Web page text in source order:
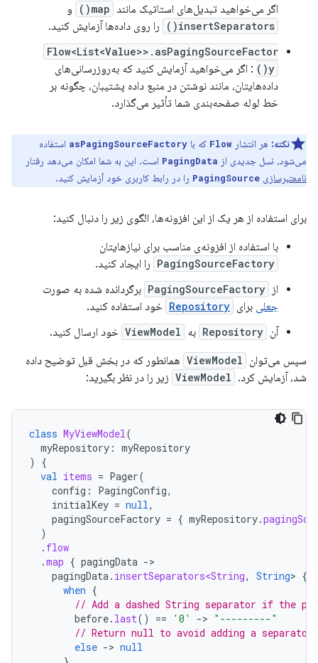
اگر می‌خواهید تبدیل‌های استاتیک مانند map() و
insertSeparators() را روی داده‌ها آزمایش کنید.
Flow<List<Value>>.asPagingSourceFactor
y()
: اگر می‌خواهید آزمایش کنید که به‌روزرسانی‌های
داده‌هایتان، مانند نوشتن در منبع داده پشتیبان، چگونه بر
خط لوله صفحه‌بندی شما تأثیر می‌گذارد.
نکته: هر انتشار Flow که با asPagingSourceFactory استفاده
می‌شود، نسل جدیدی از PagingData است. این به شما امکان می‌دهد رفتار
نامعتبرسازی PagingSource را در رابط کاربری خود آزمایش کنید.
برای استفاده از هر یک از این افزونه‌ها، الگوی زیر را دنبال کنید:
با استفاده از افزونه‌ی مناسب برای نیازهایتان
PagingSourceFactory را ایجاد کنید.
از PagingSourceFactory برگردانده شده به صورت
جعلی برای Repository خود استفاده کنید.
آن Repository به ViewModel خود ارسال کنید.
سپس می‌توان ViewModel همانطور که در بخش قبل توضیح داده
شد، آزمایش کرد. ViewModel زیر را در نظر بگیرید:
class MyViewModel(
myRepository : myRepository
)
{
val items = Pager(
config : PagingConfig,
initialKey = null,
pagingSourceFactory = { myRepository.
)
. flow
.map { pagingData -
pagingData. insertSeparators<String, String> {
when {
// Add a dashed String separator if the
before. last() == '0' -> "---------"
// Return null to avoid adding a separator
else -> null